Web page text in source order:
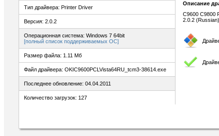
Тип драйвера: Printer Driver
Версия: 2.0.2
Операционная система: Windows 7 64bit
[полный список поддерживаемых ОС]
Размер файла: 1.11 Мб
Файл драйвера: OKIC9600PCLVista64RU_tcm3-38614.exe
Последнее обновление: 04.04.2011
Количество загрузок: 127
Описание
C9600 C9800
2.0.2